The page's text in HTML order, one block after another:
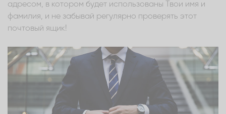
адресом, в котором будет использованы Твои имя и
фамилия, и не забывай регулярно проверять этот
почтовый ящик!